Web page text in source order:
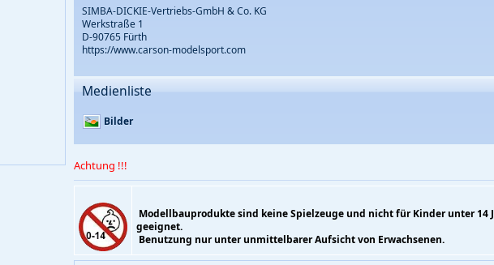
SIMBA-DICKIE-Vertriebs-GmbH & Co. KG
Werkstraße 1
D-90765 Fürth
https://www.carson-modelsport.com
Medienliste
Bilder
Achtung !!!
Modellbauprodukte sind keine Spielzeuge und nicht für Kinder unter 14
geeignet.
Benutzung nur unter unmittelbarer Aufsicht von Erwachsenen.